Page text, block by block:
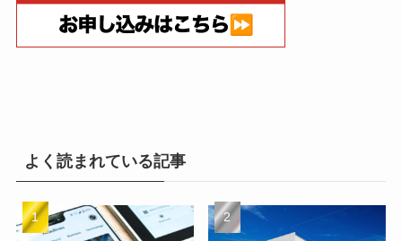
よく読まれている記事